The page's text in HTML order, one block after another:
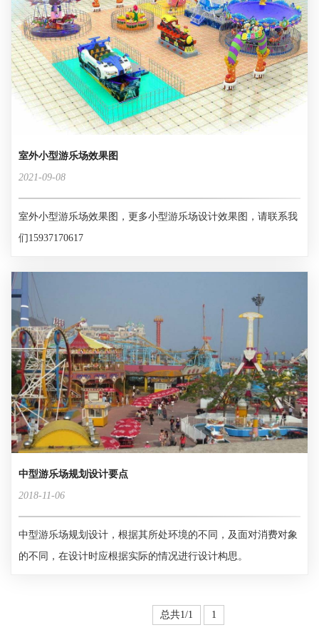
室外小型游乐场效果图
2021-09-08
室外小型游乐场效果图，更多小型游乐场设计效果图，请联系我
们15937170617
中型游乐场规划设计要点
2018-11-06
中型游乐场规划设计，根据其所处环境的不同，及面对消费对象
的不同，在设计时应根据实际的情况进行设计构思。
总共1/1 1